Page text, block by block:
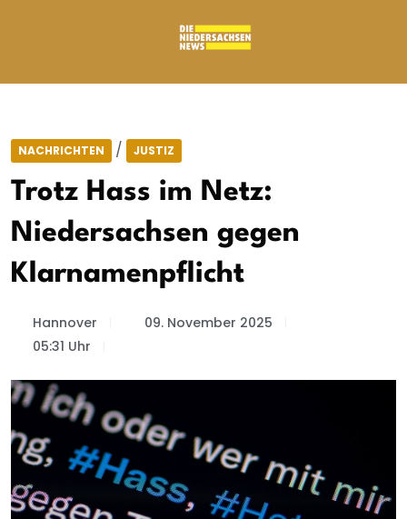
NACHRICHTEN / JUSTIZ
Trotz Hass im Netz:
Niedersachsen gegen
Klarnamenpflicht
Hannover
09. November 2025
05:31 Uhr